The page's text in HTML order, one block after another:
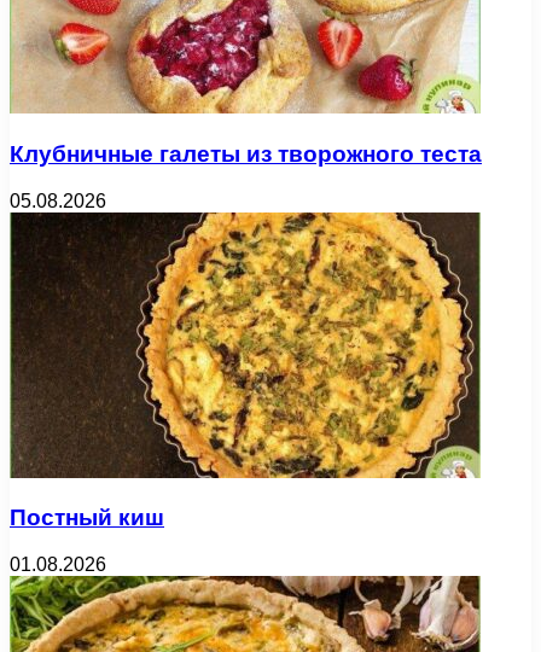
Клубничные галеты из творожного теста
05.08.2026
Постный киш
01.08.2026